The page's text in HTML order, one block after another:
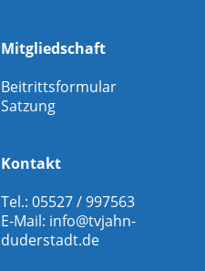
Mitgliedschaft
Beitrittsformular
Satzung
Kontakt
Tel.: 05527 / 997563
E-Mail: info@tvjahn-
duderstadt.de